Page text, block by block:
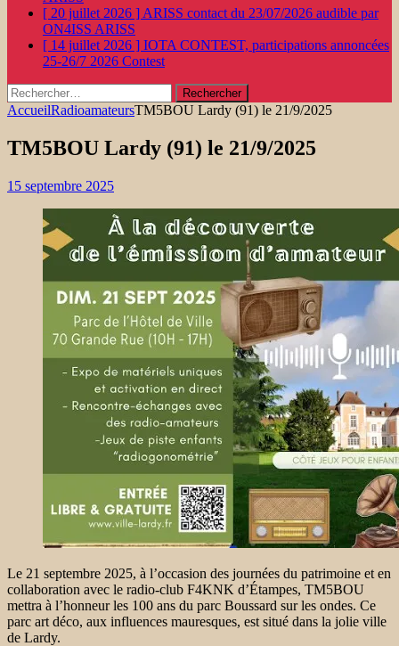
[ 20 juillet 2026 ] ARISS contact du 23/07/2026 audible par
ON4ISS ARISS
[ 14 juillet 2026 ] IOTA CONTEST, participations annoncées
25-26/7 2026 Contest
Rechercher :
AccueilRadioamateursTM5BOU Lardy (91) le 21/9/2025
TM5BOU Lardy (91) le 21/9/2025
15 septembre 2025
Le 21 septembre 2025, à l’occasion des journées du patrimoine et en
collaboration avec le radio-club F4KNK d’Étampes, TM5BOU
mettra à l’honneur les 100 ans du parc Boussard sur les ondes. Ce
parc art déco, aux influences mauresques, est situé dans la jolie ville
de Lardy.